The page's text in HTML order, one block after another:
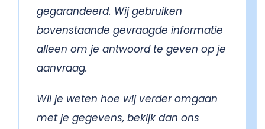
gegarandeerd. Wij gebruiken
bovenstaande gevraagde informatie
alleen om je antwoord te geven op je
aanvraag.
Wil je weten hoe wij verder omgaan
met je gegevens, bekijk dan ons